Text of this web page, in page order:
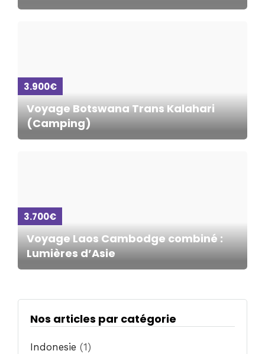
3.900€
Voyage Botswana Trans Kalahari
(Camping)
3.700€
Voyage Laos Cambodge combiné :
Lumières d’Asie
Nos articles par catégorie
Indonesie (1)